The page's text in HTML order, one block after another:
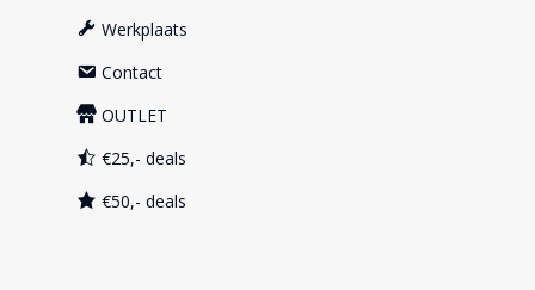
Werkplaats
Contact
OUTLET
€25,- deals
€50,- deals